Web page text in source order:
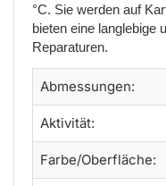
°C. Sie werden auf
bieten eine langlebige
Reparaturen.
Abmessungen:
Aktivität:
Farbe/Oberfläche: